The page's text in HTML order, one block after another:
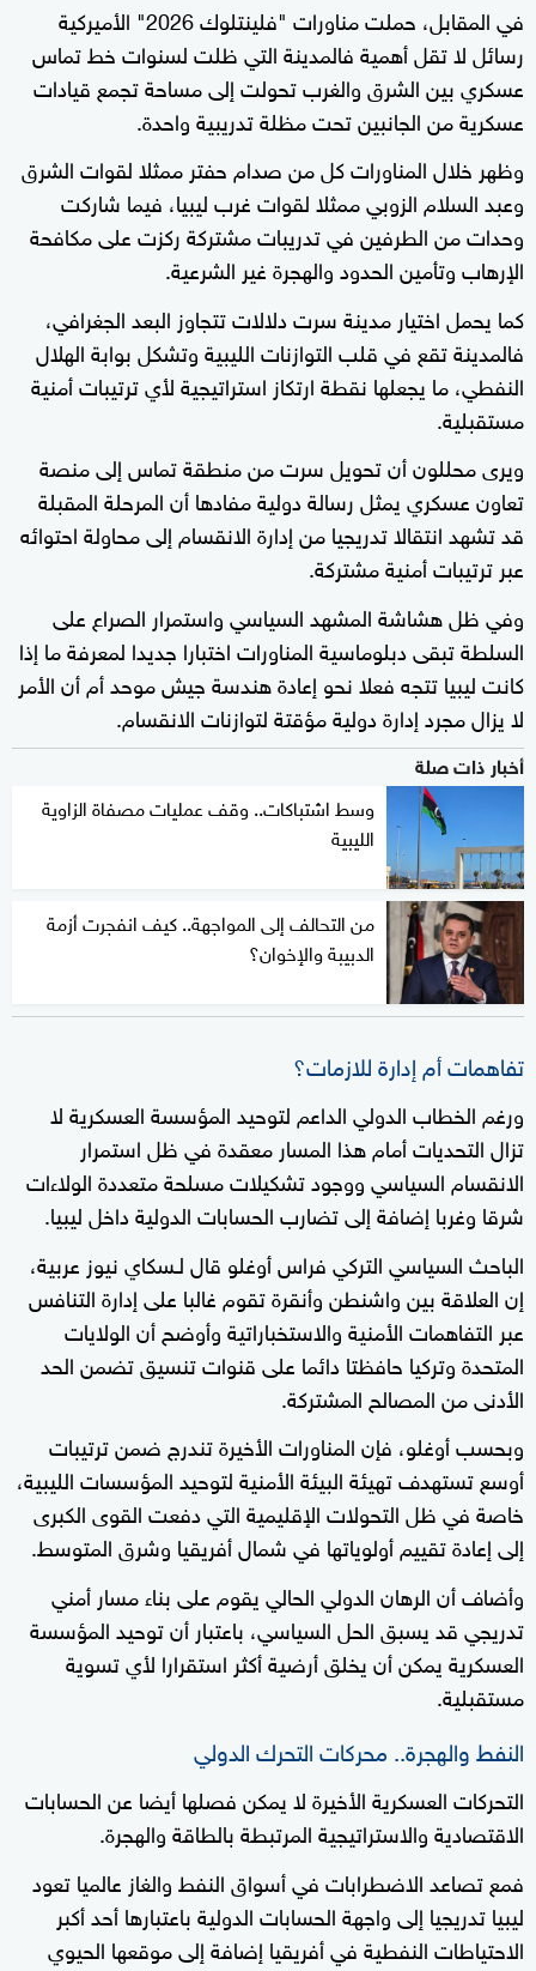
في المقابل، حملت مناورات "فلينتلوك 2026" الأميركية
رسائل لا تقل أهمية فالمدينة التي ظلت لسنوات خط تماس
عسكري بين الشرق والغرب تحولت إلى مساحة تجمع قيادات
عسكرية من الجانبين تحت مظلة تدريبية واحدة.
وظهر خلال المناورات كل من صدام حفتر ممثلا لقوات الشرق
وعبد السلام الزوبي ممثلا لقوات غرب ليبيا، فيما شاركت
وحدات من الطرفين في تدريبات مشتركة ركزت على مكافحة
الإرهاب وتأمين الحدود والهجرة غير الشرعية.
كما يحمل اختيار مدينة سرت دلالات تتجاوز البعد الجغرافي،
فالمدينة تقع في قلب التوازنات الليبية وتشكل بوابة الهلال
النفطي، ما يجعلها نقطة ارتكاز استراتيجية لأي ترتيبات أمنية
مستقبلية.
ويرى محللون أن تحويل سرت من منطقة تماس إلى منصة
تعاون عسكري يمثل رسالة دولية مفادها أن المرحلة المقبلة
قد تشهد انتقالا تدريجيا من إدارة الانقسام إلى محاولة احتوائه
عبر ترتيبات أمنية مشتركة.
وفي ظل هشاشة المشهد السياسي واستمرار الصراع على
السلطة تبقى دبلوماسية المناورات اختبارا جديدا لمعرفة ما إذا
كانت ليبيا تتجه فعلا نحو إعادة هندسة جيش موحد أم أن الأمر
لا يزال مجرد إدارة دولية مؤقتة لتوازنات الانقسام.
أخبار ذات صلة
وسط اشتباكات.. وقف عمليات مصفاة الزاوية
الليبية
من التحالف إلى المواجهة.. كيف انفجرت أزمة
الدبيبة والإخوان؟
تفاهمات أم إدارة للازمات؟
ورغم الخطاب الدولي الداعم لتوحيد المؤسسة العسكرية لا
تزال التحديات أمام هذا المسار معقدة في ظل استمرار
الانقسام السياسي ووجود تشكيلات مسلحة متعددة الولاءات
شرقا وغربا إضافة إلى تضارب الحسابات الدولية داخل ليبيا.
الباحث السياسي التركي فراس أوغلو قال لـسكاي نيوز عربية،
إن العلاقة بين واشنطن وأنقرة تقوم غالبا على إدارة التنافس
عبر التفاهمات الأمنية والاستخباراتية وأوضح أن الولايات
المتحدة وتركيا حافظتا دائما على قنوات تنسيق تضمن الحد
الأدنى من المصالح المشتركة.
وبحسب أوغلو، فإن المناورات الأخيرة تندرج ضمن ترتيبات
أوسع تستهدف تهيئة البيئة الأمنية لتوحيد المؤسسات الليبية،
خاصة في ظل التحولات الإقليمية التي دفعت القوى الكبرى
إلى إعادة تقييم أولوياتها في شمال أفريقيا وشرق المتوسط.
وأضاف أن الرهان الدولي الحالي يقوم على بناء مسار أمني
تدريجي قد يسبق الحل السياسي، باعتبار أن توحيد المؤسسة
العسكرية يمكن أن يخلق أرضية أكثر استقرارا لأي تسوية
مستقبلية.
النفط والهجرة.. محركات التحرك الدولي
التحركات العسكرية الأخيرة لا يمكن فصلها أيضا عن الحسابات
الاقتصادية والاستراتيجية المرتبطة بالطاقة والهجرة.
فمع تصاعد الاضطرابات في أسواق النفط والغاز عالميا تعود
ليبيا تدريجيا إلى واجهة الحسابات الدولية باعتبارها أحد أكبر
الاحتياطات النفطية في أفريقيا إضافة إلى موقعها الحيوي